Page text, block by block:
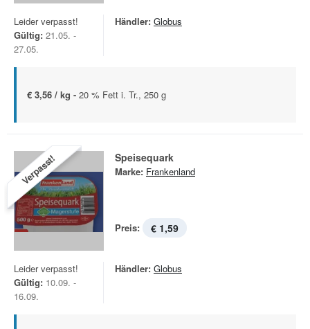
Leider verpasst!
Gültig: 21.05. -
27.05.
Händler: Globus
€ 3,56 / kg - 20 % Fett i. Tr., 250 g
Verpasst! Speisequark
Marke: Frankenland
Preis: € 1,59
Leider verpasst!
Gültig: 10.09. -
16.09.
Händler: Globus